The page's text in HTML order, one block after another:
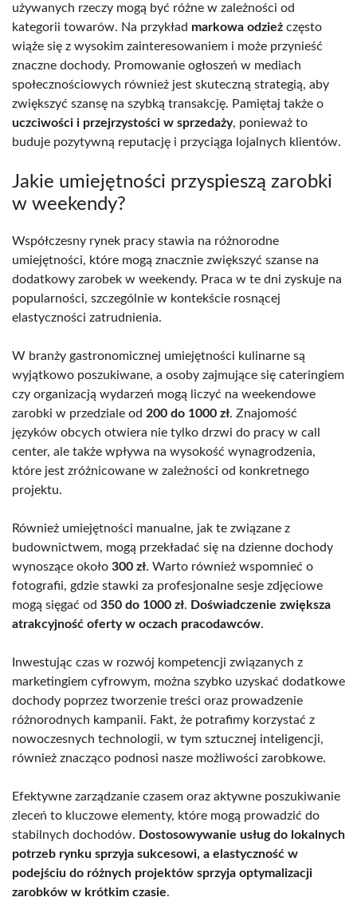
używanych rzeczy mogą być różne w zależności od
kategorii towarów. Na przykład markowa odzież często
wiąże się z wysokim zainteresowaniem i może przynieść
znaczne dochody. Promowanie ogłoszeń w mediach
społecznościowych również jest skuteczną strategią, aby
zwiększyć szansę na szybką transakcję. Pamiętaj także o
uczciwości i przejrzystości w sprzedaży, ponieważ to
buduje pozytywną reputację i przyciąga lojalnych klientów.
Jakie umiejętności przyspieszą zarobki
w weekendy?
Współczesny rynek pracy stawia na różnorodne
umiejętności, które mogą znacznie zwiększyć szanse na
dodatkowy zarobek w weekendy. Praca w te dni zyskuje na
popularności, szczególnie w kontekście rosnącej
elastyczności zatrudnienia.
W branży gastronomicznej umiejętności kulinarne są
wyjątkowo poszukiwane, a osoby zajmujące się cateringiem
czy organizacją wydarzeń mogą liczyć na weekendowe
zarobki w przedziale od 200 do 1000 zł. Znajomość
języków obcych otwiera nie tylko drzwi do pracy w call
center, ale także wpływa na wysokość wynagrodzenia,
które jest zróżnicowane w zależności od konkretnego
projektu.
Również umiejętności manualne, jak te związane z
budownictwem, mogą przekładać się na dzienne dochody
wynoszące około 300 zł. Warto również wspomnieć o
fotografii, gdzie stawki za profesjonalne sesje zdjęciowe
mogą sięgać od 350 do 1000 zł. Doświadczenie zwiększa
atrakcyjność oferty w oczach pracodawców.
Inwestując czas w rozwój kompetencji związanych z
marketingiem cyfrowym, można szybko uzyskać dodatkowe
dochody poprzez tworzenie treści oraz prowadzenie
różnorodnych kampanii. Fakt, że potrafimy korzystać z
nowoczesnych technologii, w tym sztucznej inteligencji,
również znacząco podnosi nasze możliwości zarobkowe.
Efektywne zarządzanie czasem oraz aktywne poszukiwanie
zleceń to kluczowe elementy, które mogą prowadzić do
stabilnych dochodów. Dostosowywanie usług do lokalnych
potrzeb rynku sprzyja sukcesowi, a elastyczność w
podejściu do różnych projektów sprzyja optymalizacji
zarobków w krótkim czasie.